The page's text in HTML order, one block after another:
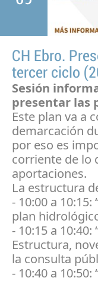
CH Ebro.
tercer ciclo
Sesión
presentar las
Este plan va a
demarcación
por eso es
corriente de lo
aportaciones.
La estructura
- 10:00 a
plan
- 10:15 a
Estructura,
la consulta
- 10:40 a